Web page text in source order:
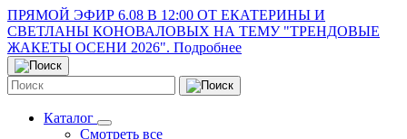
ПРЯМОЙ ЭФИР 6.08 В 12:00 ОТ ЕКАТЕРИНЫ И
СВЕТЛАНЫ КОНОВАЛОВЫХ НА ТЕМУ "ТРЕНДОВЫЕ
ЖАКЕТЫ ОСЕНИ 2026". Подробнее
Каталог
Смотреть все